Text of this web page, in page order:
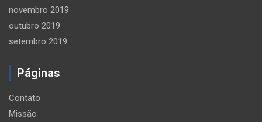
novembro 2019
outubro 2019
setembro 2019
Páginas
Contato
Missão